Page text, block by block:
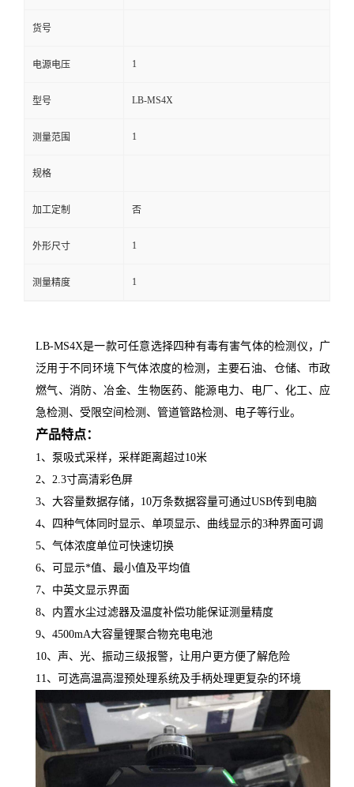
在
线
货号
电源电压 1
型号 LB-MS4X
测量范围 1
规格
加工定制 否
外形尺寸 1
测量精度 1
LB-MS4X是一款可任意选择四种有毒有害气体的检测仪，广
泛用于不同环境下气体浓度的检测，主要石油、仓储、市政
燃气、消防、冶金、生物医药、能源电力、电厂、化工、应
急检测、受限空间检测、管道管路检测、电子等行业。
产品特点：
1、 泵吸式采样，采样距离超过10米
2、2.3寸高清彩色屏
3、 大容量数据存储， 10万条数据容量可通过USB传到电脑
4、四种气体同时显示、单项显示、曲线显示的3种界面可调
5、 气体浓度单位可快速切换
6、
可显示*值、最小值及平均值
7、 中英文显示界面
8、内置水尘过滤器及温度补偿功能保证测量精度
9、4500mA大容量锂聚合物充电电池
10、 声、光、振动三级报警，让用户更方便了解危险
11、
可选高温高湿预处理系统及手柄处理更复杂的环境